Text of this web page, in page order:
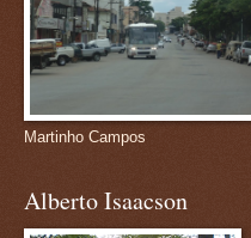
Martinho Campos
Alberto Isaacson